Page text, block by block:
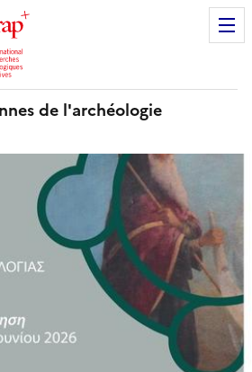
de l'archéologie